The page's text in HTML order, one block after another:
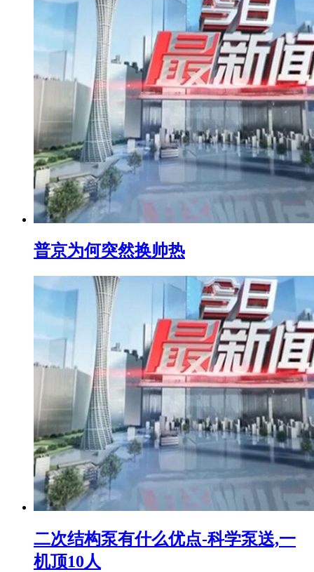
普京为何突然换帅热
二次结构泵有什么优点-科学泵送,一
机顶10人